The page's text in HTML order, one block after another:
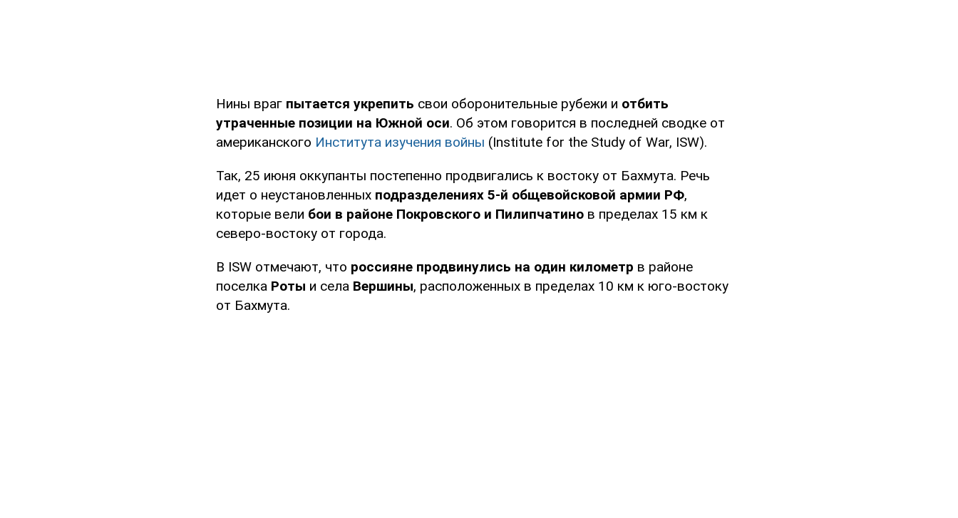
Нины враг пытается укрепить свои оборонительные рубежи и отбить
утраченные позиции на Южной оси. Об этом говорится в последней сводке от
американского Института изучения войны (Institute for the Study of War, ISW).
Так, 25 июня оккупанты постепенно продвигались к востоку от Бахмута. Речь
идет о неустановленных подразделениях 5-й общевойсковой армии РФ,
которые вели бои в районе Покровского и Пилипчатино в пределах 15 км к
северо-востоку от города.
В ISW отмечают, что россияне продвинулись на один километр в районе
поселка Роты и села Вершины, расположенных в пределах 10 км к юго-востоку
от Бахмута.